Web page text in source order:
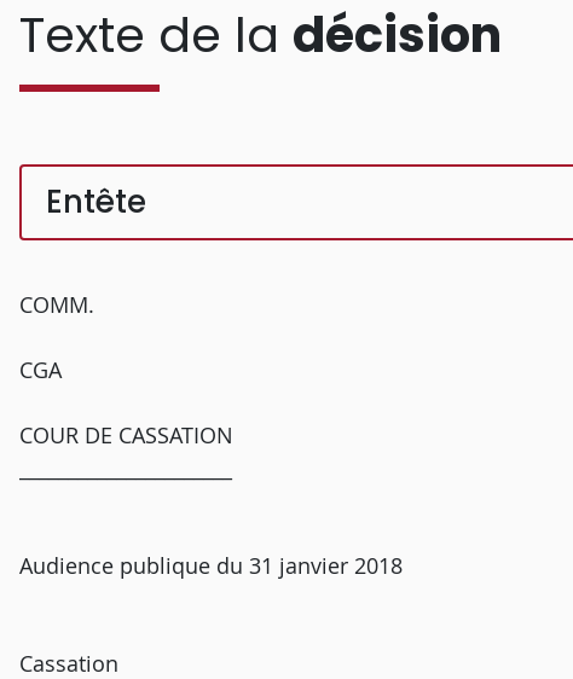
Texte de la décision
Entête
COMM.
CGA
COUR DE CASSATION
Audience publique du 31 janvier 2018
Cassation